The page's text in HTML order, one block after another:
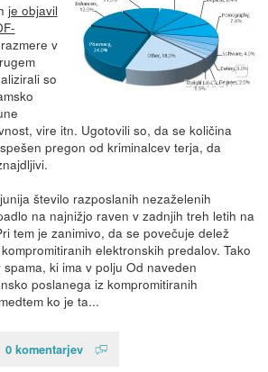
je objavil
v
so
vire itn. Ugotovili so, da se količina
pregon od kriminalcev terja, da
število razposlanih nezaželenih
na najnižjo raven v zadnjih treh letih na
tem je zanimivo, da se povečuje delež
elektronskih predalov. Tako
ki ima v polju Od naveden
poslanega iz kompromitiranih
ko je ta...
0 komentarjev